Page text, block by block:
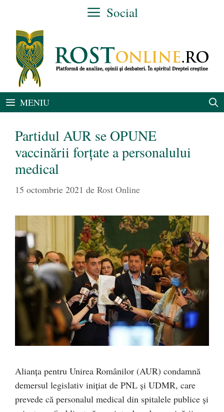
conținut
Social
MENIU
Partidul AUR se OPUNE
vaccinării forțate a personalului
medical
15 octombrie 2021 de Rost Online
Alianța pentru Unirea Românilor (AUR) condamnă
demersul legislativ inițiat de PNL și UDMR, care
prevede că personalul medical din spitalele publice și